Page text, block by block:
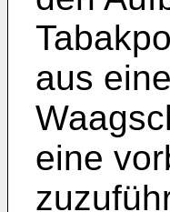
aus
eine